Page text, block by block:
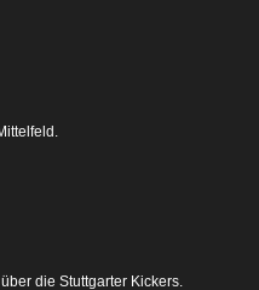
die Stuttgarter Kickers.